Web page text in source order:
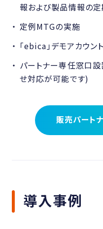
報および製品情報の
定例MTGの実施
「ebica」デモアカウン
パートナー専任窓口
せ対応が可能です)
販売パート
導入事例